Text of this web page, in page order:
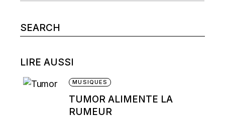
Search
for:
LIRE AUSSI
MUSIQUES
TUMOR ALIMENTE LA
RUMEUR